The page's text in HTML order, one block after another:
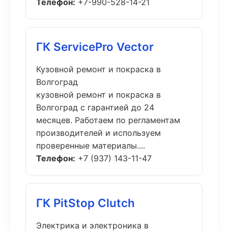
Телефон: +7-990-528-14-21
ГК ServicePro Vector
Кузовной ремонт и покраска в
Волгоград
кузовной ремонт и покраска в
Волгоград с гарантией до 24
месяцев. Работаем по регламентам
производителей и используем
проверенные материалы....
Телефон: +7 (937) 143-11-47
ГК PitStop Clutch
Электрика и электроника в